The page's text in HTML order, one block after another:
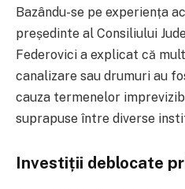
Bazându-se pe experiența
președinte al Consiliului
Federovici a explicat că
canalizare sau drumuri au
cauza termenelor
suprapuse între diverse
Investiții deblocate